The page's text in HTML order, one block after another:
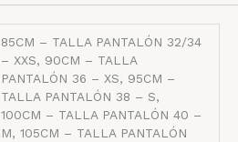
85CM – TALLA PANTALÓN 32/34
– XXS, 90CM – TALLA
PANTALÓN 36 – XS, 95CM –
TALLA PANTALÓN 38 – S,
100CM – TALLA PANTALÓN 40 –
M, 105CM – TALLA PANTALÓN